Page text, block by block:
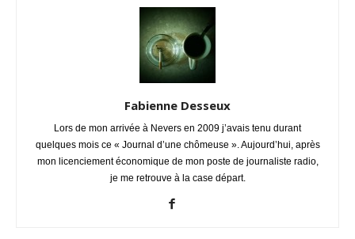
Fabienne Desseux
Lors de mon arrivée à Nevers en 2009 j’avais tenu durant
quelques mois ce « Journal d’une chômeuse ». Aujourd’hui, après
mon licenciement économique de mon poste de journaliste radio,
je me retrouve à la case départ.